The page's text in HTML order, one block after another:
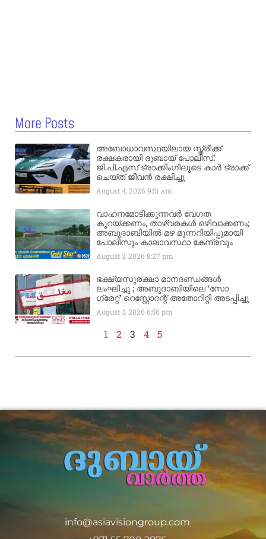
More Posts
അബോധാവസ്ഥയിലായ സ്ത്രീക്ക്
രക്ഷകരായി ദുബായ് പോലീസ്;
ജി.പി.എസ് ട്രാക്കിംഗിലൂടെ കാർ ട്രാക്ക്
ചെയ്ത് ജീവൻ രക്ഷിച്ചു
August 4, 20269:51 am
വാഹനമോടിക്കുന്നവർ വേഗത
കുറയ്ക്കണം, താഴ്‌വരകൾ ഒഴിവാക്കണം;
അബുദാബിയിൽ മഴ മുന്നറിയിപ്പുമായി
പോലീസും കാലാവസ്ഥാ കേന്ദ്രവും
August 3, 20268:27 pm
ഭക്ഷ്യസുരക്ഷാ മാനദണ്ഡങ്ങൾ
ലംഘിച്ചു ; അബുദാബിയിലെ ‘സോ
ഗ്രേറ്റ്’ റെസ്റ്റോറന്റ് അതോറിറ്റി അടപ്പിച്ചു
August 3, 20266:56 pm
1 2 3 4 5
info@asiavisiongroup.com